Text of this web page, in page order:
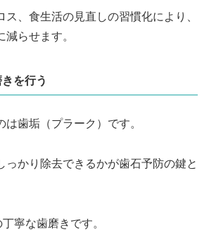
ス、食生活の見直しの習慣化により、
らせます。
を行う
歯垢（プラーク）です。
っかり除去できるかが歯石予防の鍵と
寧な歯磨きです。